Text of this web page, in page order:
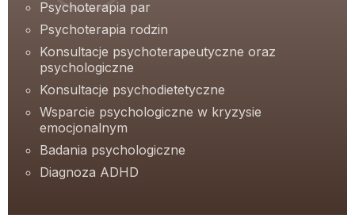
Psychoterapia par
Psychoterapia rodzin
Konsultacje psychoterapeutyczne oraz
psychologiczne
Konsultacje psychodietetyczne
Wsparcie psychologiczne w kryzysie
emocjonalnym
Badania psychologiczne
Diagnoza ADHD